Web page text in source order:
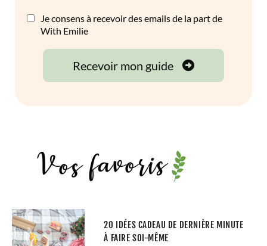
20 IDÉES CADEAU DE DERNIÈRE MINUTE
À FAIRE SOI-MÊME